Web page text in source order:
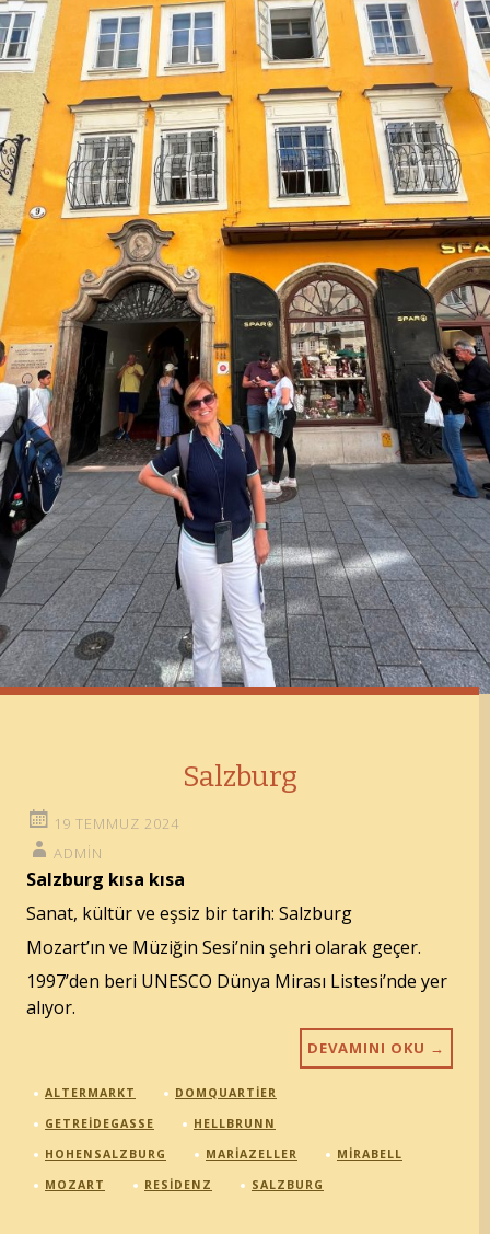
Salzburg
19 TEMMUZ 2024
ADMIN
Salzburg kısa kısa
Sanat, kültür ve eşsiz bir tarih: Salzburg
Mozart’ın ve Müziğin Sesi’nin şehri olarak geçer.
1997’den beri UNESCO Dünya Mirası Listesi’nde yer
alıyor.
DEVAMINI OKU →
ALTERMARKT
DOMQUARTIER
GETREIDEGASSE
HELLBRUNN
HOHENSALZBURG
MARIAZELLER
MIRABELL
MOZART
RESIDENZ SALZBURG